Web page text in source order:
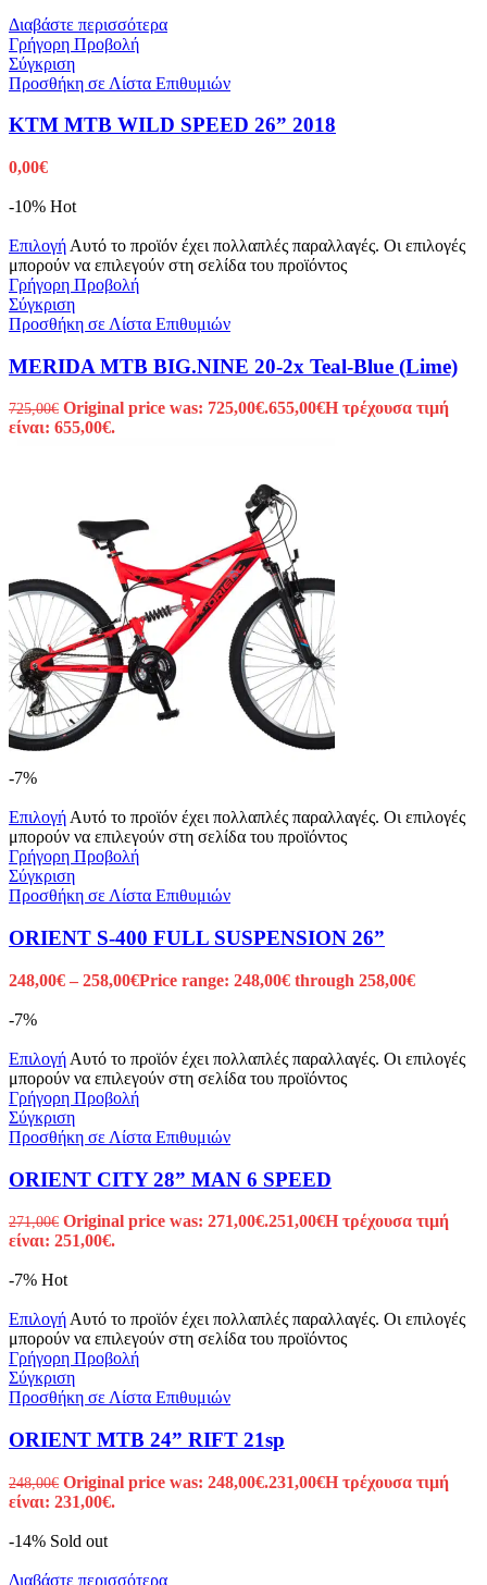
Διαβάστε περισσότερα
Γρήγορη Προβολή
Σύγκριση
Προσθήκη σε Λίστα Επιθυμιών
KTM MTB WILD SPEED 26” 2018
0,00€
-10% Hot
Επιλογή Αυτό το προϊόν έχει πολλαπλές παραλλαγές. Οι επιλογές
μπορούν να επιλεγούν στη σελίδα του προϊόντος
Γρήγορη Προβολή
Σύγκριση
Προσθήκη σε Λίστα Επιθυμιών
MERIDA MTB BIG.NINE 20-2x Teal-Blue (Lime)
725,00€ Original price was: 725,00€.655,00€Η τρέχουσα τιμή
είναι: 655,00€.
-7%
ΕπιλογήΑυτό το προϊόν έχει πολλαπλές παραλλαγές. Οι επιλογές
μπορούν να επιλεγούν στη σελίδα του προϊόντος
Γρήγορη Προβολή
Σύγκριση
Προσθήκη σε Λίστα Επιθυμιών
ORIENT S-400 FULL SUSPENSION 26”
248,00€ – 258,00€Price range: 248,00€ through 258,00€
-7%
Επιλογή Αυτό το προϊόν έχει πολλαπλές παραλλαγές. Οι επιλογές
μπορούν να επιλεγούν στη σελίδα του προϊόντος
Γρήγορη Προβολή
Σύγκριση
Προσθήκη σε Λίστα Επιθυμιών
ORIENT CITY 28” MAN 6 SPEED
271,00€ Original price was: 271,00€.251,00€Η τρέχουσα τιμή
είναι: 251,00€.
-7% Hot
Επιλογή Αυτό το προϊόν έχει πολλαπλές παραλλαγές. Οι επιλογές
μπορούν να επιλεγούν στη σελίδα του προϊόντος
Γρήγορη Προβολή
Σύγκριση
Προσθήκη σε Λίστα Επιθυμιών
ORIENT MTB 24” RIFT 21sp
248,00€ Original price was: 248,00€.231,00€Η τρέχουσα τιμή
είναι: 231,00€.
-14% Sold out
Διαβάστε περισσότερα